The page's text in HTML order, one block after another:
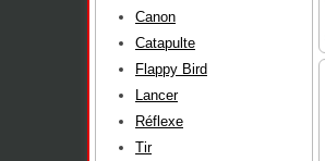
Canon
Catapulte
Flappy Bird
Lancer
Réflexe
Tir